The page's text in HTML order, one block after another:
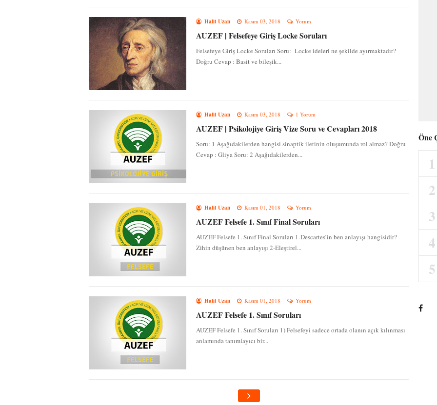
Halit Uzan Kasım 03, 2018 Yorum
AUZEF | Felsefeye Giriş Locke Soruları
Felsefeye Giriş Locke Soruları Soru: Locke ideleri ne şekilde ayırmaktadır?
Doğru Cevap : Basit ve bileşik...
Halit Uzan Kasım 03, 2018 1 Yorum
AUZEF | Psikolojiye Giriş Vize Soru ve Cevapları 2018
Soru: 1 Aşağıdakilerden hangisi sinaptik iletinin oluşumunda rol almaz? Doğru
Cevap : Gliya Soru: 2 Aşağıdakilerden...
Halit Uzan Kasım 01, 2018 Yorum
AUZEF Felsefe 1. Sınıf Final Soruları
AUZEF Felsefe 1. Sınıf Final Soruları 1-Descartes’in ben anlayışı hangisidir?
Zihin düşünen ben anlayışı 2-Eleştirel...
Halit Uzan Kasım 01, 2018 Yorum
AUZEF Felsefe 1. Sınıf Soruları
AUZEF Felsefe 1. Sınıf Soruları 1) Felsefeyi sadece ortada olanın açık kılınması
anlamında tanımlayıcı bir...
Öne